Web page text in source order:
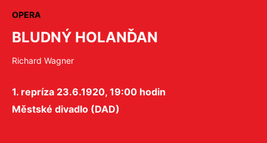
OPERA
BLUDNÝ HOLANĎAN
Richard Wagner
1. repríza 23.6.1920, 19:00 hodin
Městské divadlo (DAD)